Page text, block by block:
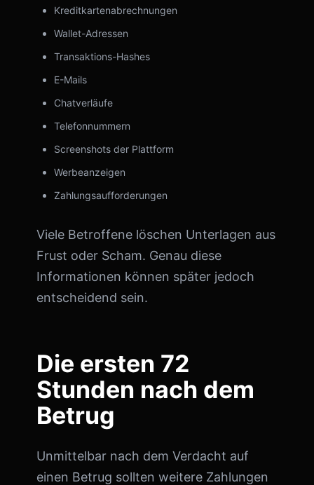
Kreditkartenabrechnungen
Wallet-Adressen
Transaktions-Hashes
E-Mails
Chatverläufe
Telefonnummern
Screenshots der Plattform
Werbeanzeigen
Zahlungsaufforderungen
Viele Betroffene löschen Unterlagen aus
Frust oder Scham. Genau diese
Informationen können später jedoch
entscheidend sein.
Die ersten 72
Stunden nach dem
Betrug
Unmittelbar nach dem Verdacht auf
einen Betrug sollten weitere Zahlungen